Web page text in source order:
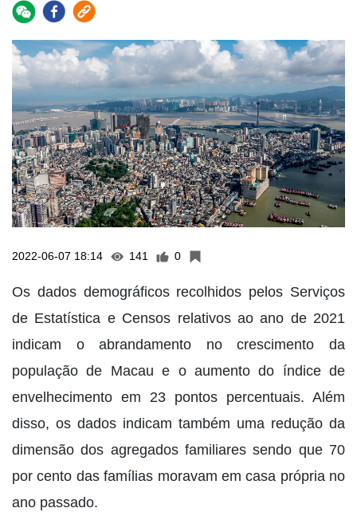
2022-06-07 18:14 141 0
Os dados demográficos recolhidos pelos Serviços
de Estatística e Censos relativos ao ano de 2021
indicam o abrandamento no crescimento da
população de Macau e o aumento do índice de
envelhecimento em 23 pontos percentuais. Além
disso, os dados indicam também uma redução da
dimensão dos agregados familiares sendo que 70
por cento das famílias moravam em casa própria no
ano passado.